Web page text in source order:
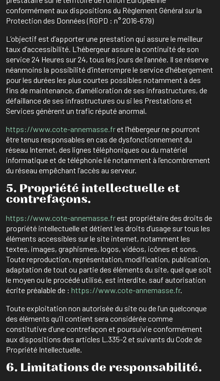
conformément aux dispositions du Règlement Général sur la
Protection des Données (RGPD : n° 2016-679)
L’objectif est d’apporter une prestation qui assure le meilleur
taux d’accessibilité. L’hébergeur assure la continuité de son
service 24 Heures sur 24, tous les jours de l’année. Il se réserve
néanmoins la possibilité d’interrompre le service d’hébergement
pour les durées les plus courtes possibles notamment à des
fins de maintenance, d’amélioration de ses infrastructures, de
défaillance de ses infrastructures ou si les Prestations et
Services génèrent un trafic réputé anormal.
https://www.cote-annemasse.fret l’hébergeur ne pourront
être tenus responsables en cas de dysfonctionnement du
réseau Internet, des lignes téléphoniques ou du matériel
informatique et de téléphonie lié notamment à l’encombrement
du réseau empêchant l’accès au serveur.
5. Propriété intellectuelle et
contrefaçons.
https://www.cote-annemasse.frest propriétaire des droits de
propriété intellectuelle et détient les droits d’usage sur tous les
éléments accessibles sur le site internet, notamment les
textes, images, graphismes, logos, vidéos, icônes et sons.
Toute reproduction, représentation, modification, publication,
adaptation de tout ou partie des éléments du site, quel que soit
le moyen ou le procédé utilisé, est interdite, sauf autorisation
écrite préalable de : https://www.cote-annemasse.fr.
Toute exploitation non autorisée du site ou de l’un quelconque
des éléments qu’il contient sera considérée comme
constitutive d’une contrefaçon et poursuivie conformément
aux dispositions des articles L.335-2 et suivants du Code de
Propriété Intellectuelle.
6. Limitations de responsabilité.